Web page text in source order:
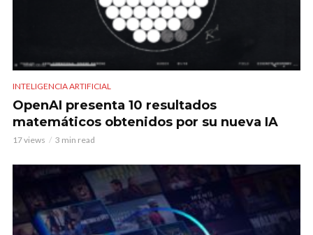
INTELIGENCIA ARTIFICIAL
OpenAI presenta 10 resultados
matemáticos obtenidos por su nueva IA
17 views 3 min read